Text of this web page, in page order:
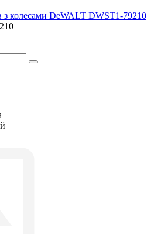
з колесами DeWALT DWST1-79210